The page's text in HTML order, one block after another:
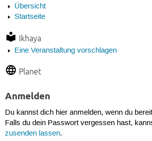
Übersicht
Startseite
Ikhaya
Eine Veranstaltung vorschlagen
Planet
Anmelden
Du kannst dich hier anmelden, wenn du
Falls du dein Passwort vergessen hast,
zusenden lassen.